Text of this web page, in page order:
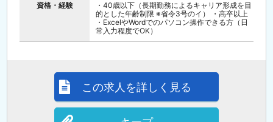
資格・経験
・40歳以下（長期勤務によるキャリア形成を目
的とした年齢制限 ※省令3号のイ） ・高卒以上
・ExcelやWordでのパソコン操作できる方（日
常入力程度でOK）
この求人を詳しく見る